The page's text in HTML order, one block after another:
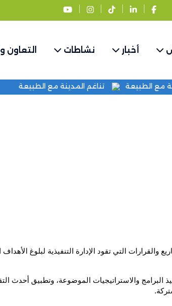
أخبار نشاطات التعاون
مع الطبيعة تناغم المدينة مع الطبيعة